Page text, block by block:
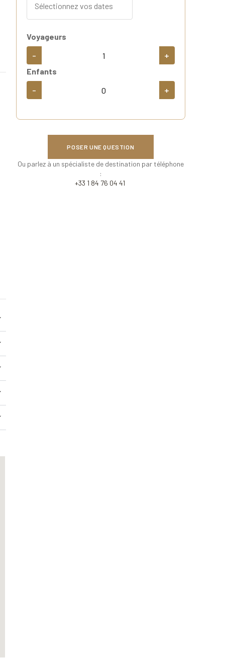
Voyageurs
- +
Enfants
- +
POSER UNE QUESTION
Ou parlez à un spécialiste de destination par téléphone
:
+33 1 84 76 04 41